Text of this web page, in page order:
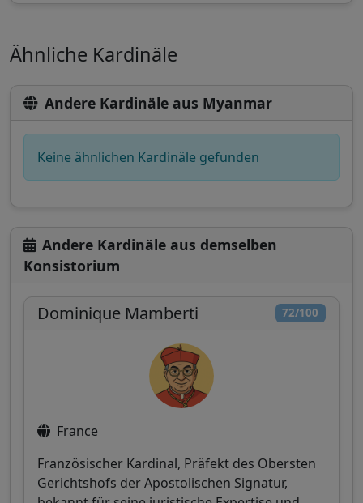
Ähnliche Kardinäle
Andere Kardinäle aus Myanmar
Keine ähnlichen Kardinäle gefunden
Andere Kardinäle aus demselben
Konsistorium
72/100
Dominique Mamberti
France
Französischer Kardinal, Präfekt des Obersten
Gerichtshofs der Apostolischen Signatur,